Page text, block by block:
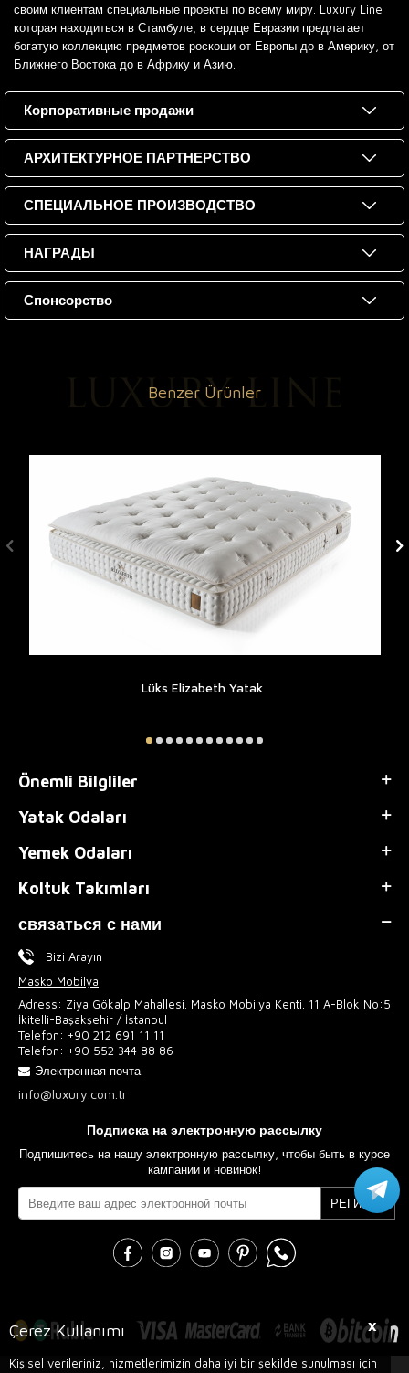
X
Çerez Kullanımı
Kişisel verileriniz, hizmetlerimizin daha iyi bir şekilde sunulması için
своим клиентам специальные проекты по всему миру. Luxury Line
которая находиться в Стамбуле, в сердце Евразии предлагает
богатую коллекцию предметов роскоши от Европы до в Америку, от
Ближнего Востока до в Африку и Азию.
Корпоративные продажи
АРХИТЕКТУРНОЕ ПАРТНЕРСТВО
СПЕЦИАЛЬНОЕ ПРОИЗВОДСТВО
НАГРАДЫ
Спонсорство
Benzer Ürünler
Lüks Elizabeth Yatak
Önemli Bilgliler
Yatak Odaları
Yemek Odaları
Koltuk Takımları
связаться с нами
Bizi Arayın
Masko Mobilya
Adress: Ziya Gökalp Mahallesi. Masko Mobilya Kenti. 11 A-Blok No:5
İkitelli-Başakşehir / İstanbul
Telefon: +90 212 691 11 11
Telefon: +90 552 344 88 86
Электронная почта
info@luxury.com.tr
Подписка на электронную рассылку
Подпишитесь на нашу электронную рассылку, чтобы быть в курсе
кампании и новинок!
РЕГИСТР